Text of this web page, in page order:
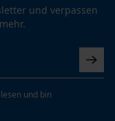
und verpassen
und bin